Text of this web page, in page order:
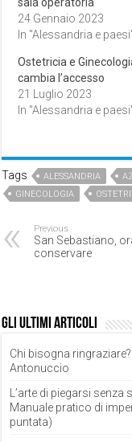
24 Gennaio 2023
In "Alessandria e
Ostetricia e
cambia l’accesso
21 Luglio 2023
In "Alessandria e
Tags ALESSANDRIA
GINECOLOGIA
Previous
San Sebastiano,
conservare
Gli ultimi articoli
Chi bisogna ringraziare?
Antonuccio
L’arte di piegarsi
Manuale pratico di
puntata)